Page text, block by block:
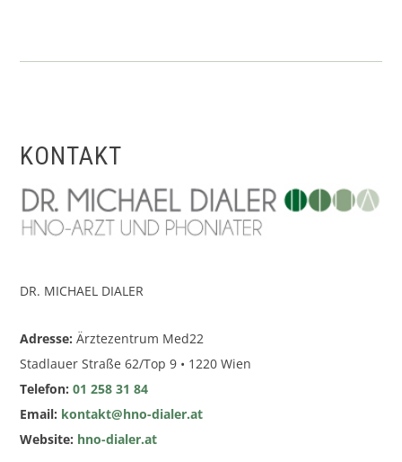
KONTAKT
DR. MICHAEL DIALER
Adresse: Ärztezentrum Med22
Stadlauer Straße 62/Top 9 • 1220 Wien
Telefon:01 258 31 84
Email: kontakt@hno-dialer.at
Website: hno-dialer.at